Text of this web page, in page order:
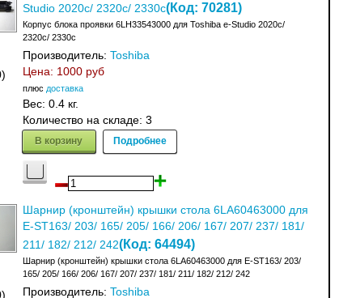
Studio 2020c/ 2320c/ 2330c(Код: 70281)
Корпус блока проявки 6LH33543000 для Toshiba e-Studio 2020c/
2320c/ 2330c
Производитель: Toshiba
Цена: 1000 руб
плюс доставка
Вес: 0.4 кг.
Количество на складе: 3
В корзину Подробнее
Шарнир (кронштейн) крышки стола 6LA60463000 для
E-ST163/ 203/ 165/ 205/ 166/ 206/ 167/ 207/ 237/ 181/
211/ 182/ 212/ 242(Код: 64494)
Шарнир (кронштейн) крышки стола 6LA60463000 для E-ST163/ 203/
165/ 205/ 166/ 206/ 167/ 207/ 237/ 181/ 211/ 182/ 212/ 242
Производитель: Toshiba